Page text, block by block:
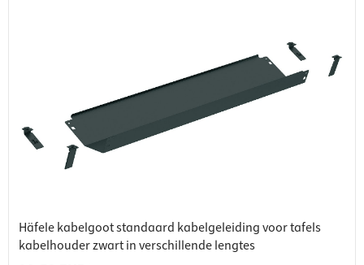
Häfele kabelgoot standaard kabelgeleiding voor tafels
kabelhouder zwart in verschillende lengtes